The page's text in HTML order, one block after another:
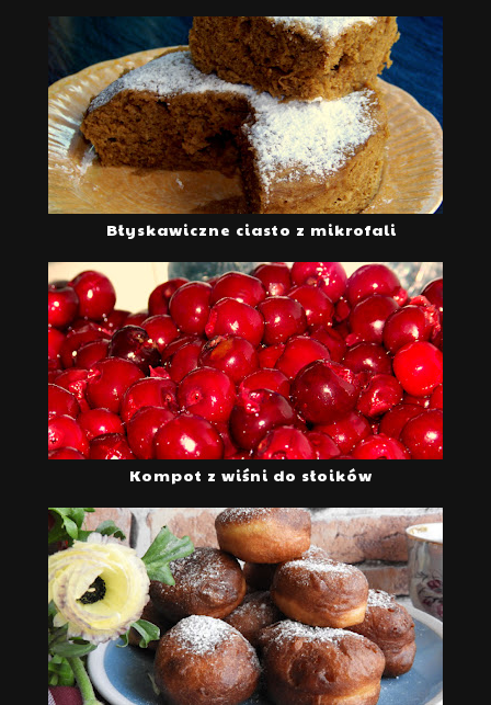
Błyskawiczne ciasto z mikrofali
Kompot z wiśni do słoików